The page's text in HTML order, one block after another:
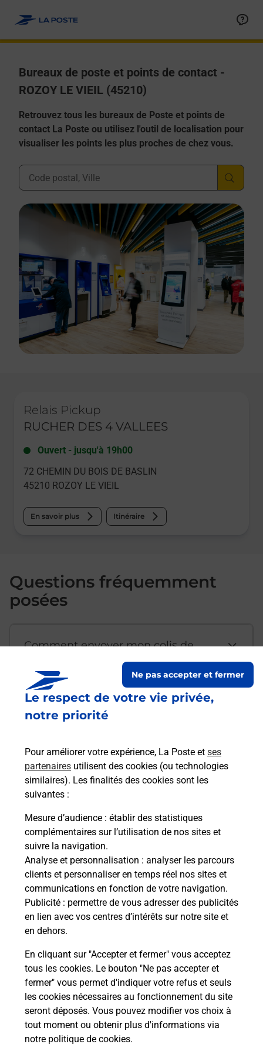
Le respect de votre vie privée,
notre priorité
Pour améliorer votre expérience, La Poste et ses
partenaires utilisent des cookies (ou technologies
similaires). Les finalités des cookies sont les
suivantes :
Mesure d’audience : établir des statistiques
complémentaires sur l’utilisation de nos sites et
suivre la navigation.
Analyse et personnalisation : analyser les parcours
clients et personnaliser en temps réel nos sites et
communications en fonction de votre navigation.
Publicité : permettre de vous adresser des publicités
en lien avec vos centres d’intérêts sur notre site et
en dehors.
En cliquant sur "Accepter et fermer" vous acceptez
tous les cookies. Le bouton "Ne pas accepter et
fermer" vous permet d'indiquer votre refus et seuls
les cookies nécessaires au fonctionnement du site
seront déposés. Vous pouvez modifier vos choix à
tout moment ou obtenir plus d'informations via
notre politique de cookies.
Ne pas accepter et fermer
Bureaux de poste et points de contact -
ROZOY LE VIEIL (45210)
Retrouvez tous les bureaux de Poste et points de
contact La Poste ou utilisez l'outil de localisation pour
visualiser les points les plus proches de chez vous.
Ville, Département, Code Postal
Relais Pickup
RUCHER DES 4 VALLEES
Ouvert - jusqu'à 19h00
72 CHEMIN DU BOIS DE BASLIN
45210 ROZOY LE VIEIL
En savoir plus Itinéraire
Questions fréquemment
posées
Comment envoyer mon colis de
Est-il possible d’acheter un
emballage directement depuis un
Comment demander une
modification de livraison ?
Comment La Poste participe-t-elle
à votre sécurité au quotidien ?
Puis-je passer mon code de la route
avec La Poste et sous quelles
conditions ?
Localiser Liste Loiret ROZOY LE VIEIL